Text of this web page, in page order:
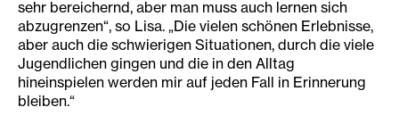
sehr bereichernd, aber man muss auch lernen sich
abzugrenzen“, so Lisa. „Die vielen schönen Erlebnisse,
aber auch die schwierigen Situationen, durch die viele
Jugendlichen gingen und die in den Alltag
hineinspielen werden mir auf jeden Fall in Erinnerung
bleiben.“